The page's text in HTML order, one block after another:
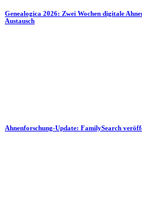
Genealogica 2026: Zwei Wochen digitale
Austausch
Ahnenforschung-Update: FamilySearch